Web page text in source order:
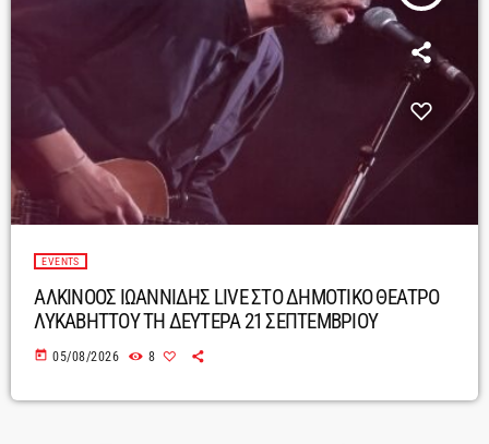
EVENTS
ΑΛΚΙΝΟΟΣ ΙΩΑΝΝΙΔΗΣ LIVE ΣΤΟ ΔΗΜΟΤΙΚΟ ΘΕΑΤΡΟ
ΛΥΚΑΒΗΤΤΟΥ ΤΗ ΔΕΥΤΕΡΑ 21 ΣΕΠΤΕΜΒΡΙΟΥ
today 05/08/2026 8